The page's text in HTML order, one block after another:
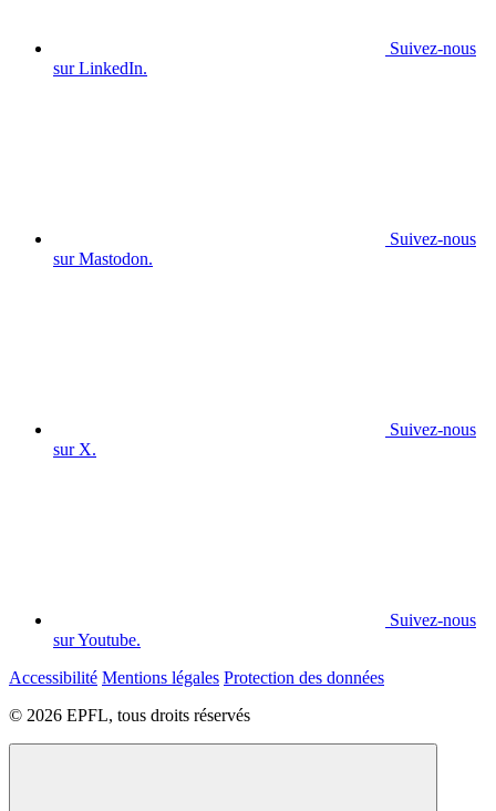
Suivez-nous
sur LinkedIn.
Suivez-nous
sur Mastodon.
Suivez-nous
sur X.
Suivez-nous
sur Youtube.
Accessibilité Mentions légales Protection des données
© 2026 EPFL, tous droits réservés